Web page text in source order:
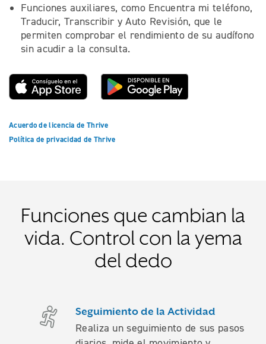
Funciones auxiliares, como Encuentra mi teléfono,
Traducir, Transcribir y Auto Revisión, que le
permiten comprobar el rendimiento de su audífono
sin acudir a la consulta.
Acuerdo de licencia de Thrive
Política de privacidad de Thrive
Funciones que cambian la
vida. Control con la yema
del dedo
Seguimiento de la Actividad
Realiza un seguimiento de sus pasos